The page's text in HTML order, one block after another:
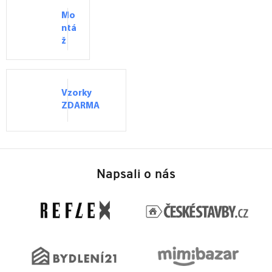
Mo
ntá
ž
Vzorky
ZDARMA
Napsali o nás